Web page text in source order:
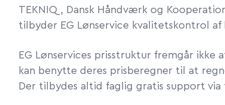
TEKNIQ, Dansk Håndværk og
tilbyder EG Lønservice kvalitetskontrol af
EG Lønservices prisstruktur fremgår ikke
kan benytte deres prisberegner til at
Der tilbydes altid faglig gratis support